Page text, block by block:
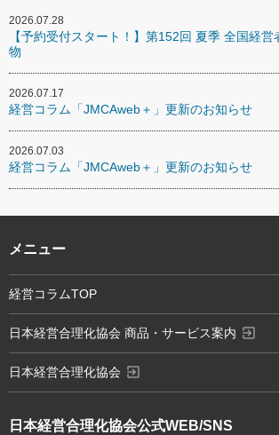
2026.07.28
【予約受付スタート！】第152回 夏季 全国経
物
2026.07.17
経営コラム「JMCAweb＋」更新のお知らせ
2026.07.03
経営コラム「JMCAweb＋」更新のお知らせ
日本経営合理化協会公式WEB/SNS
メニュー
経営コラムTOP
日本経営合理化協会 商品・サービス案内 exit_to_app
日本経営合理化協会 exit_to_app